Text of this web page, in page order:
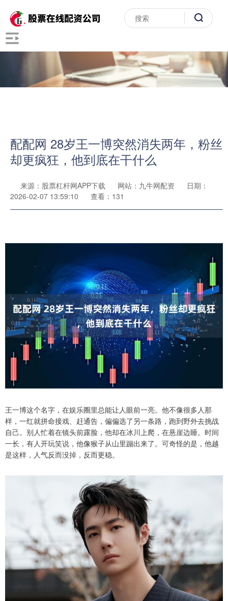
配配网 28岁王一博突然消失两年，粉丝
却更疯狂，他到底在干什么
来源：股票杠杆网APP下载 网站：九牛网配资
日期：
2026-02-07 13:59:10
查看：131
王一博这个名字，在娱乐圈里总能让人眼前一亮。他不像很多人那
样，一红就拼命接戏、赶通告，偏偏选了另一条路，跑到野外去挑战
自己。别人忙着在镜头前露脸，他却在冰川上爬，在悬崖边睡。时间
一长，有人开玩笑说，他像猴子从山里蹦出来了。可奇怪的是，他越
是这样，人气反而没掉，反而更稳。